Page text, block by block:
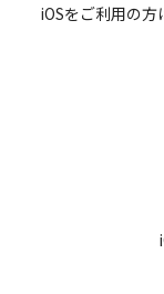
iOSをご利用の方